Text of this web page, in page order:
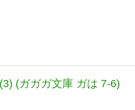
(ガガガ文庫 ガは 7-6)